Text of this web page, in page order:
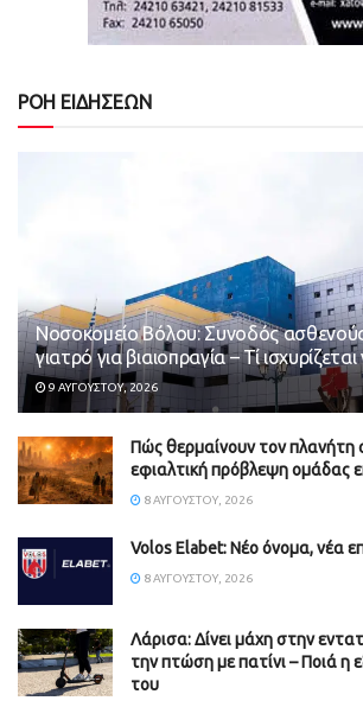
ΡΟΗ ΕΙΔΗΣΕΩΝ
Νοσοκομείο Βόλου: Συνοδός
γιατρό για βιαιοπραγία – Τί
9 ΑΥΓΟΎΣΤΟΥ, 2026
Πώς θερμαίνουν τον πλανήτη
εφιαλτική πρόβλεψη ομάδας
8 ΑΥΓΟΎΣΤΟΥ, 2026
Volos Elabet: Νέο όνομα, νέα
8 ΑΥΓΟΎΣΤΟΥ, 2026
Λάρισα: Δίνει μάχη στην
την πτώση με πατίνι – Ποιά η
του